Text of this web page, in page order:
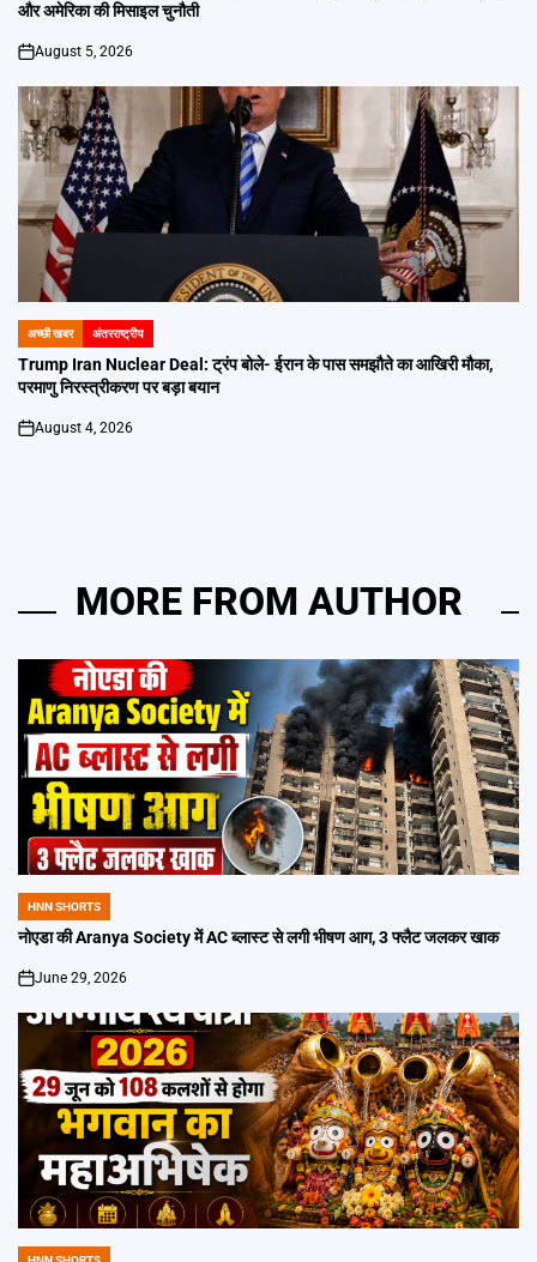
और अमेरिका की मिसाइल चुनौती
on
August 5, 2026
POSTED
IN
अच्छी खबर अंतरराष्ट्रीय
Trump Iran Nuclear Deal: ट्रंप बोले- ईरान के पास समझौते का आखिरी मौका,
परमाणु निरस्त्रीकरण पर बड़ा बयान
on
August 4, 2026
MORE FROM AUTHOR
POSTED
IN
HNN SHORTS
नोएडा की Aranya Society में AC ब्लास्ट से लगी भीषण आग, 3 फ्लैट जलकर खाक
on
June 29, 2026